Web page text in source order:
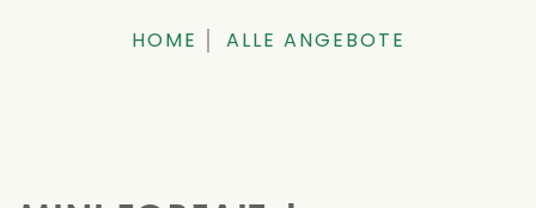
HOME ALLE ANGEBOTE